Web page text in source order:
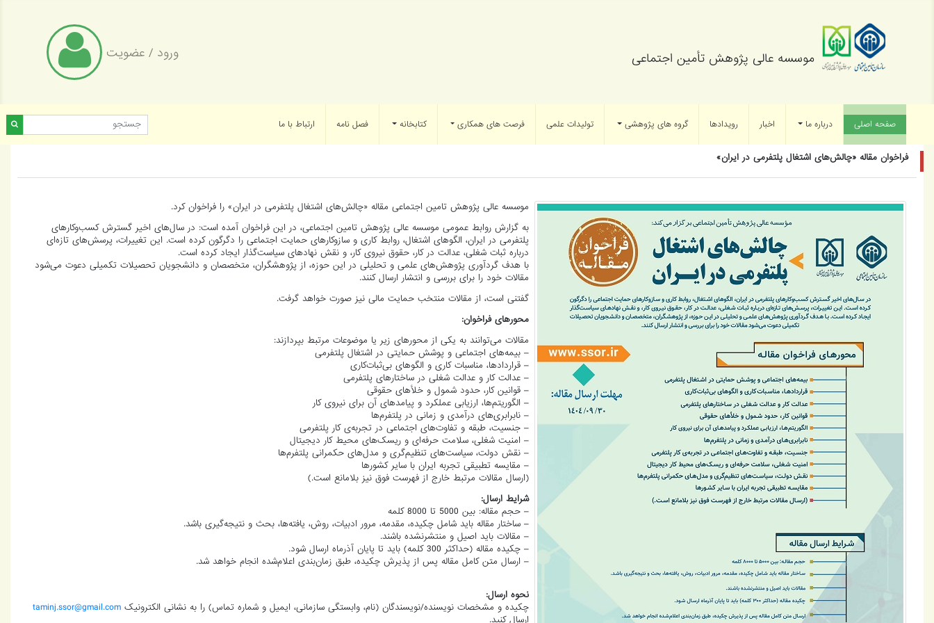
موسسه عالی پژوهش تأمین اجتماعی ورود / عضویت
صفحه اصلی درباره ما اخبار رویدادها گروه های پژوهشی تولیدات علمی فرصت های همکاری کتابخانه فصل نامه ارتباط با ما
فراخوان مقاله «چالش‌های اشتغال پلتفرمی در ایران»
موسسه عالی پژوهش تامین اجتماعی مقاله «چالش‌های اشتغال پلتفرمی در ایران» را فراخوان کرد.
به گزارش روابط عمومی موسسه عالی پژوهش تامین اجتماعی، در این فراخوان آمده است: در سال‌های اخیر گسترش کسب‌وکارهای
پلتفرمی در ایران، الگوهای اشتغال، روابط کاری و سازوکارهای حمایت اجتماعی را دگرگون کرده است. این تغییرات، پرسش‌های تازه‌ای
درباره ثبات شغلی، عدالت در کار، حقوق نیروی کار، و نقش نهادهای سیاست‌گذار ایجاد کرده است.
با هدف گردآوری پژوهش‌های علمی و تحلیلی در این حوزه، از پژوهشگران، متخصصان و دانشجویان تحصیلات تکمیلی دعوت می‌شود
مقالات خود را برای بررسی و انتشار ارسال کنند.
گفتنی است، از مقالات منتخب حمایت مالی نیز صورت خواهد گرفت.
محورهای فراخوان:
مقالات می‌توانند به یکی از محورهای زیر یا موضوعات مرتبط بپردازند:
– بیمه‌های اجتماعی و پوشش حمایتی در اشتغال پلتفرمی
– قراردادها، مناسبات کاری و الگوهای بی‌ثبات‌کاری
– عدالت کار و عدالت شغلی در ساختارهای پلتفرمی
– قوانین کار، حدود شمول و خلأهای حقوقی
– الگوریتم‌ها، ارزیابی عملکرد و پیامدهای آن برای نیروی کار
– نابرابری‌های درآمدی و زمانی در پلتفرم‌ها
– جنسیت، طبقه و تفاوت‌های اجتماعی در تجربه‌ی کار پلتفرمی
– امنیت شغلی، سلامت حرفه‌ای و ریسک‌های محیط کار دیجیتال
– نقش دولت، سیاست‌های تنظیم‌گری و مدل‌های حکمرانی پلتفرم‌ها
– مقایسه تطبیقی تجربه ایران با سایر کشورها
(ارسال مقالات مرتبط خارج از فهرست فوق نیز بلامانع است.)
شرایط ارسال:
– حجم مقاله: بین 5000 تا 8000 کلمه
– ساختار مقاله باید شامل چکیده، مقدمه، مرور ادبیات، روش، یافته‌ها، بحث و نتیجه‌گیری باشد.
– مقالات باید اصیل و منتشرنشده باشند.
– چکیده مقاله (حداکثر 300 کلمه) باید تا پایان آذرماه ارسال شود.
– ارسال متن کامل مقاله پس از پذیرش چکیده، طبق زمان‌بندی اعلام‌شده انجام خواهد شد.
نحوه ارسال:
چکیده و مشخصات نویسنده/نویسندگان (نام، وابستگی سازمانی، ایمیل و شماره تماس) را به نشانی الکترونیک taminj.ssor@gmail.com
ارسال کنید.